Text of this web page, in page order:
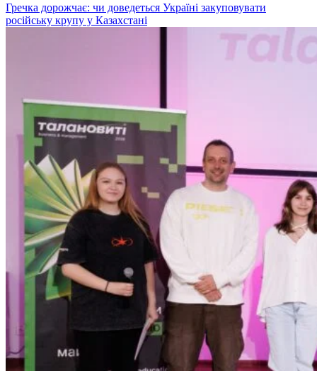
Гречка дорожчає: чи доведеться Україні закуповувати
російську крупу у Казахстані